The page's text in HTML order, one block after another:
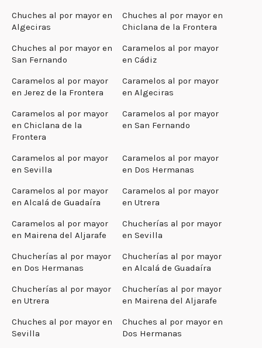
Chuches al por mayor en
Algeciras
Chuches al por mayor en
Chiclana de la Frontera
Chuches al por mayor en
San Fernando
Caramelos al por mayor
en Cádiz
Caramelos al por mayor
en Jerez de la Frontera
Caramelos al por mayor
en Algeciras
Caramelos al por mayor
en Chiclana de la
Frontera
Caramelos al por mayor
en San Fernando
Caramelos al por mayor
en Sevilla
Caramelos al por mayor
en Dos Hermanas
Caramelos al por mayor
en Alcalá de Guadaíra
Caramelos al por mayor
en Utrera
Caramelos al por mayor
en Mairena del Aljarafe
Chucherías al por mayor
en Sevilla
Chucherías al por mayor
en Dos Hermanas
Chucherías al por mayor
en Alcalá de Guadaíra
Chucherías al por mayor
en Utrera
Chucherías al por mayor
en Mairena del Aljarafe
Chuches al por mayor en
Sevilla
Chuches al por mayor en
Dos Hermanas